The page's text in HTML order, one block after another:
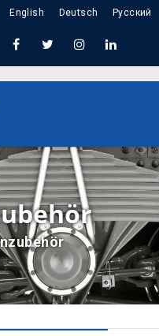
English Deutsch Русский